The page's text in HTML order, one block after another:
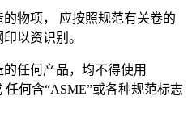
物项， 应按照规范有关卷的
以资识别。
任何产品，均不得使用
任何含“ASME”或各种规范标志